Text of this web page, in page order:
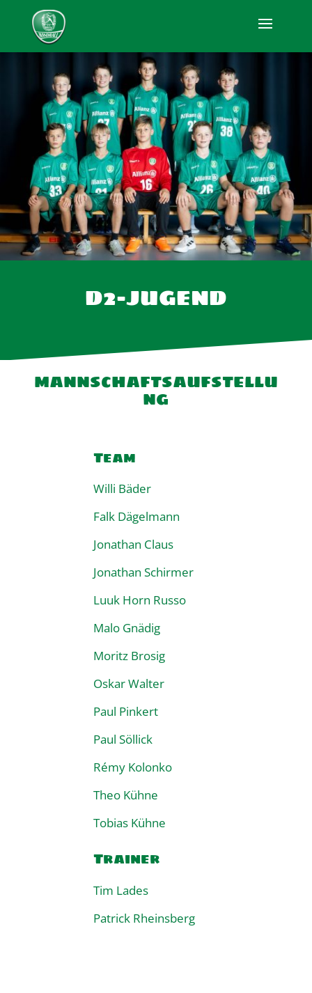
D2-JUGEND
mannschaftsaufstellu
ng
Team
Willi Bäder
Falk Dägelmann
Jonathan Claus
Jonathan Schirmer
Luuk Horn Russo
Malo Gnädig
Moritz Brosig
Oskar Walter
Paul Pinkert
Paul Söllick
Rémy Kolonko
Theo Kühne
Tobias Kühne
Trainer
Tim Lades
Patrick Rheinsberg